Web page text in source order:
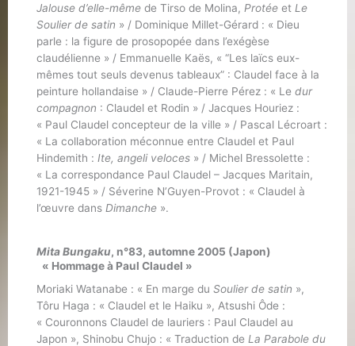
Jalouse d’elle-même de Tirso de Molina, Protée et Le
Soulier de satin » / Dominique Millet-Gérard : « Dieu
parle : la figure de prosopopée dans l’exégèse
claudélienne » / Emmanuelle Kaës, « “Les laïcs eux-
mêmes tout seuls devenus tableaux” : Claudel face à la
peinture hollandaise » / Claude-Pierre Pérez : « Le dur
compagnon : Claudel et Rodin » / Jacques Houriez :
« Paul Claudel concepteur de la ville » / Pascal Lécroart :
« La collaboration méconnue entre Claudel et Paul
Hindemith : Ite, angeli veloces » / Michel Bressolette :
« La correspondance Paul Claudel – Jacques Maritain,
1921-1945 » / Séverine N’Guyen-Provot : « Claudel à
l’œuvre dans Dimanche ».
Mita Bungaku, n°83, automne 2005 (Japon)
« Hommage à Paul Claudel »
Moriaki Watanabe : « En marge du Soulier de satin »,
Tôru Haga : « Claudel et le Haiku », Atsushi Ôde :
« Couronnons Claudel de lauriers : Paul Claudel au
Japon », Shinobu Chujo : « Traduction de La Parabole du